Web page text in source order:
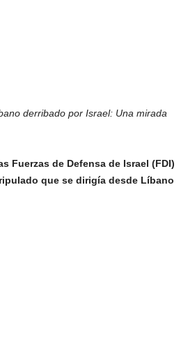
derribado por Israel: Una mirada
Fuerzas de Defensa de Israel (FDI)
que se dirigía desde Líbano